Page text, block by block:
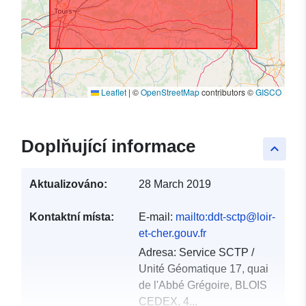
Leaflet | ©OpenStreetMapcontributors ©GISCO
keyboard_arrow_up
Doplňující informace
Aktualizováno: 28 March 2019
Kontaktní místa: E-mail: mailto:ddt-sctp@loir-
et-cher.gouv.fr
Adresa: Service SCTP /
Unité Géomatique 17, quai
de l'Abbé Grégoire, BLOIS
CEDEX, 4...